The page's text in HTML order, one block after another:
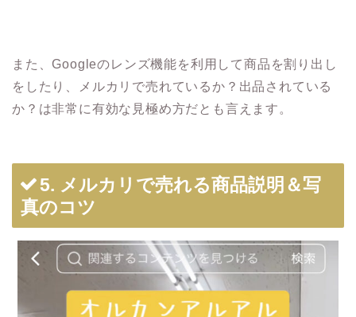
また、Googleのレンズ機能を利用して商品を割り出し
をしたり、メルカリで売れているか？出品されている
か？は非常に有効な見極め方だとも言えます。
5. メルカリで売れる商品説明＆写
真のコツ